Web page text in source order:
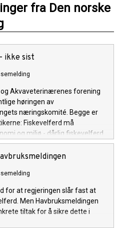
fra Den norske
ikke sist
Akvaveterinærenes forening
høringen av
næringskomité. Begge er
Fiskevelferd må
og miljø - dårlig fiskevelferd
for at regjeringen slår fast at
Men Havbruksmeldingen
tiltak for å sikre dette i